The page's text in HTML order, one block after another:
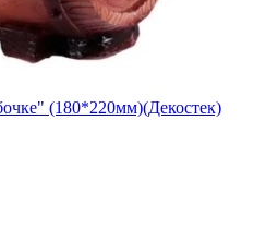
(180*220мм)(Декостек)